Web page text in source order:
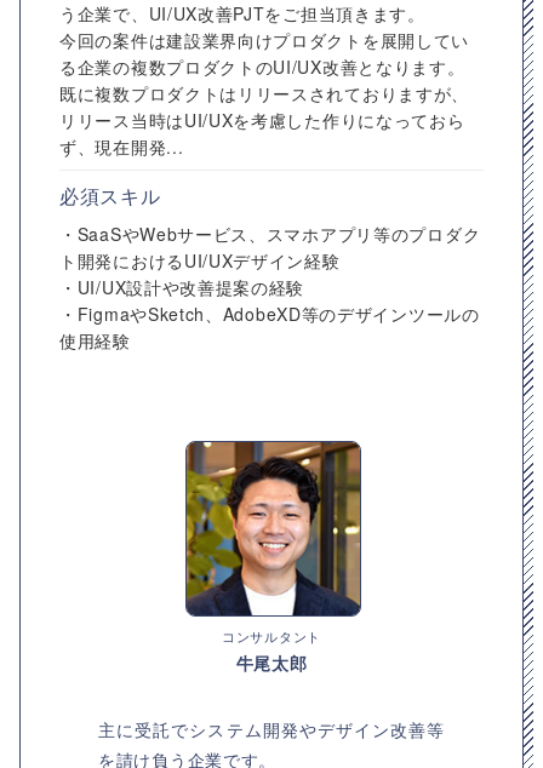
う企業で、UI/UX改善PJTをご担当頂きます。
今回の案件は建設業界向けプロダクトを展開してい
る企業の複数プロダクトのUI/UX改善となります。
既に複数プロダクトはリリースされておりますが、
リリース当時はUI/UXを考慮した作りになっておら
ず、現在開発...
必須スキル
・SaaSやWebサービス、スマホアプリ等のプロダク
ト開発におけるUI/UXデザイン経験
・UI/UX設計や改善提案の経験
・FigmaやSketch、AdobeXD等のデザインツールの
使用経験
コンサルタント
牛尾太郎
主に受託でシステム開発やデザイン改善等
を請け負う企業です。